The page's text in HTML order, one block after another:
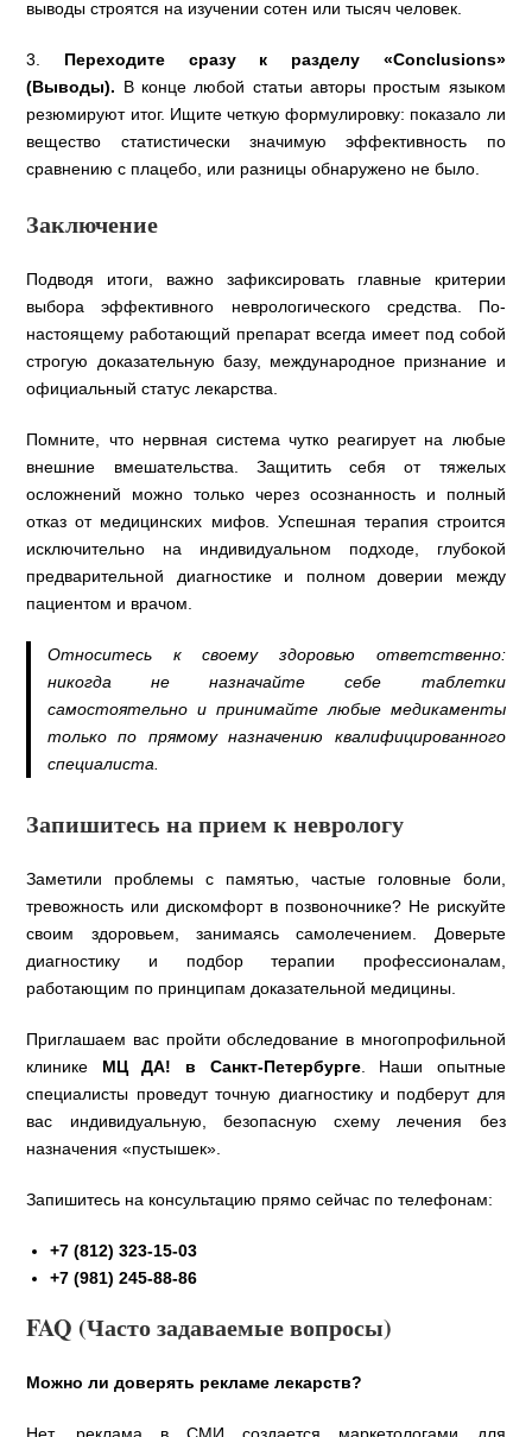
выводы строятся на изучении сотен или тысяч человек.
3. Переходите сразу к разделу «Conclusions»
(Выводы). В конце любой статьи авторы простым языком
резюмируют итог. Ищите четкую формулировку: показало ли
вещество статистически значимую эффективность по
сравнению с плацебо, или разницы обнаружено не было.
Заключение
Подводя итоги, важно зафиксировать главные критерии
выбора эффективного неврологического средства. По-
настоящему работающий препарат всегда имеет под собой
строгую доказательную базу, международное признание и
официальный статус лекарства.
Помните, что нервная система чутко реагирует на любые
внешние вмешательства. Защитить себя от тяжелых
осложнений можно только через осознанность и полный
отказ от медицинских мифов. Успешная терапия строится
исключительно на индивидуальном подходе, глубокой
предварительной диагностике и полном доверии между
пациентом и врачом.
Относитесь к своему здоровью ответственно:
никогда не назначайте себе таблетки
самостоятельно и принимайте любые медикаменты
только по прямому назначению квалифицированного
специалиста.
Запишитесь на прием к неврологу
Заметили проблемы с памятью, частые головные боли,
тревожность или дискомфорт в позвоночнике? Не рискуйте
своим здоровьем, занимаясь самолечением. Доверьте
диагностику и подбор терапии профессионалам,
работающим по принципам доказательной медицины.
Приглашаем вас пройти обследование в многопрофильной
клинике МЦ ДА! в Санкт-Петербурге. Наши опытные
специалисты проведут точную диагностику и подберут для
вас индивидуальную, безопасную схему лечения без
назначения «пустышек».
Запишитесь на консультацию прямо сейчас по телефонам:
+7 (812) 323-15-03
+7 (981) 245-88-86
FAQ (Часто задаваемые вопросы)
Можно ли доверять рекламе лекарств?